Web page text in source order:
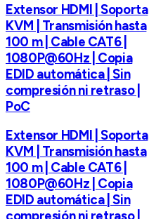
Extensor HDMI | Soporta
KVM | Transmisión hasta
100 m | Cable CAT6 |
1080P@60Hz | Copia
EDID automática | Sin
compresión ni retraso |
PoC
Extensor HDMI | Soporta
KVM | Transmisión hasta
100 m | Cable CAT6 |
1080P@60Hz | Copia
EDID automática | Sin